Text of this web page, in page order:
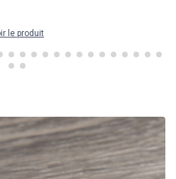
le produit